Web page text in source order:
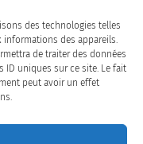
des technologies telles
des appareils.
de traiter des données
ID uniques sur ce site. Le fait
peut avoir un effet